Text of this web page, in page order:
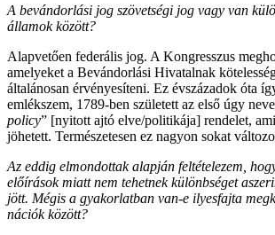
A bevándorlási jog szövetségi jog vagy van
államok között?
Alapvetően federális jog. A Kongresszus
amelyeket a Bevándorlási Hivatalnak
általánosan érvényesíteni. Ez évszázadok óta
emlékszem, 1789-ben született az első úgy
policy” [nyitott ajtó elve/politikája] rendelet,
jöhetett. Természetesen ez nagyon sokat
Az eddig elmondottak alapján feltételezem,
előírások miatt nem tehetnek különbséget
jött. Mégis a gyakorlatban van-e ilyesfajta
nációk között?